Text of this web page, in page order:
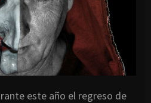
este año el regreso de